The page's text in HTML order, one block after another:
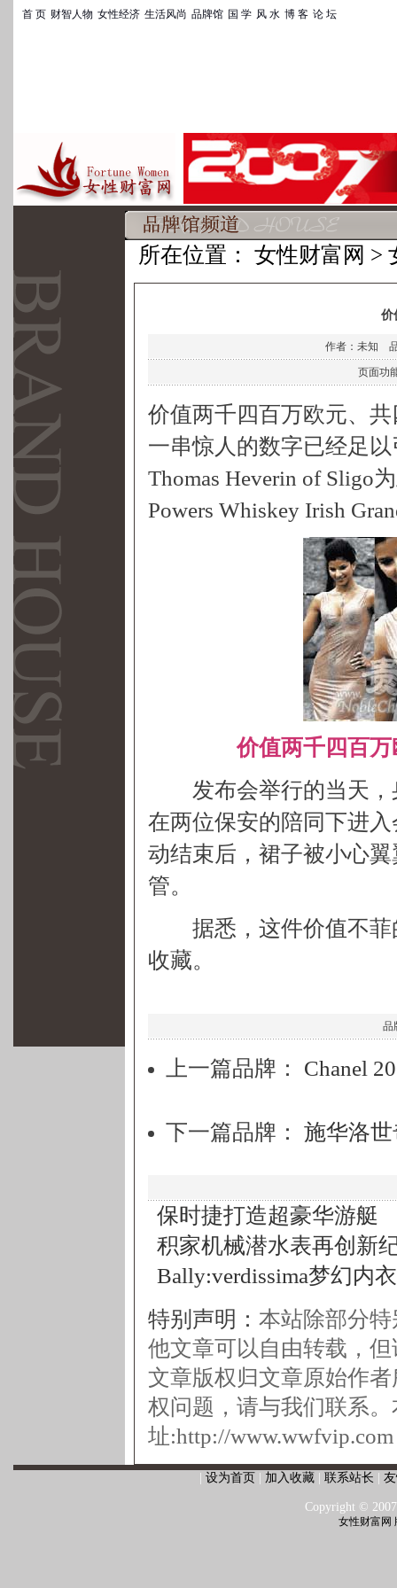
首 页 财智人物 女性经济 生活风尚 品牌馆 国 学 风 水 博 客 论 坛
所在位置： 女性财富网 >
价
作者：未知
页面功
价值两千四百万欧元、
一串惊人的数字已经足
Thomas Heverin of Sligo
Powers Whiskey Irish
价值两千四百
发布会举行的当天，
在两位保安的陪同下进
动结束后，裙子被小心
管。
据悉，这件价值不菲
收藏。
品
上一篇品牌： Chanel
下一篇品牌： 施华洛
保时捷打造超豪华游艇
积家机械潜水表再创新
Bally:verdissima梦幻内
特别声明： 本站除部分
他文章可以自由转载，
文章版权归文章原始作
权问题，请与我们联系
址:http://www.wwfvip.com
设为首页 加入收藏| 联系站长
Copyright ©
女性财富网